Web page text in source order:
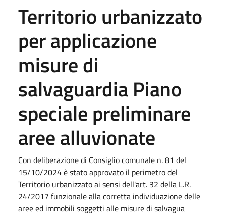
Territorio urbanizzato
per applicazione
misure di
salvaguardia Piano
speciale preliminare
aree alluvionate
Con deliberazione di Consiglio comunale n. 81 del
15/10/2024 è stato approvato il perimetro del
Territorio urbanizzato ai sensi dell'art. 32 della L.R.
24/2017 funzionale alla corretta individuazione delle
aree ed immobili soggetti alle misure di salvagua